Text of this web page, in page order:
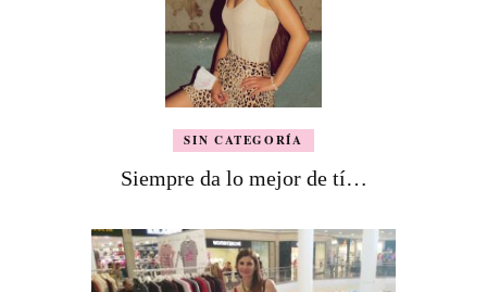
SIN CATEGORÍA
Siempre da lo mejor de tí…